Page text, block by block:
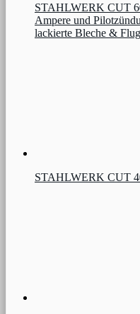
STAHLWERK CUT
Ampere und
lackierte Bleche &
STAHLWERK CUT